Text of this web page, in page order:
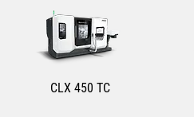
CLX 450 TC